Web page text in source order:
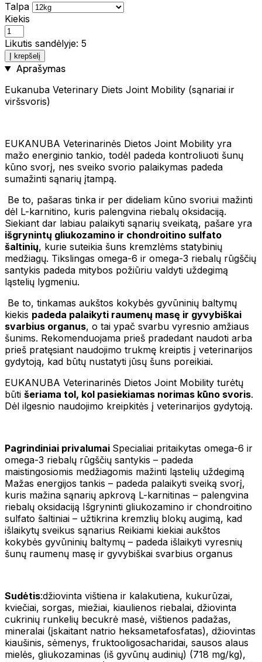
Talpa
Kiekis
Likutis sandėlyje: 5
Į krepšelį
Aprašymas
Eukanuba Veterinary Diets Joint Mobility (sąnariai ir
viršsvoris)
EUKANUBA Veterinarinės Dietos Joint Mobility yra
mažo energinio tankio, todėl padeda kontroliuoti šunų
kūno svorį, nes sveiko svorio palaikymas padeda
sumažinti sąnarių įtampą.
Be to, pašaras tinka ir per dideliam kūno svoriui mažinti
dėl L-karnitino, kuris palengvina riebalų oksidaciją.
Siekiant dar labiau palaikyti sąnarių sveikatą, pašare yra
išgrynintų gliukozamino ir chondroitino sulfato
šaltinių, kurie suteikia šuns kremzlėms statybinių
medžiagų. Tikslingas omega-6 ir omega-3 riebalų rūgščių
santykis padeda mitybos požiūriu valdyti uždegimą
ląstelių lygmeniu.
Be to, tinkamas aukštos kokybės gyvūninių baltymų
kiekis padeda palaikyti raumenų masę ir gyvybiškai
svarbius organus, o tai ypač svarbu vyresnio amžiaus
šunims. Rekomenduojama prieš pradedant naudoti arba
prieš pratęsiant naudojimo trukmę kreiptis į veterinarijos
gydytoją, kad būtų nustatyti jūsų šuns poreikiai.
EUKANUBA Veterinarinės Dietos Joint Mobility turėtų
būti šeriama tol, kol pasiekiamas norimas kūno svoris.
Dėl ilgesnio naudojimo kreipkitės į veterinarijos gydytoją.
Pagrindiniai privalumai Specialiai pritaikytas omega-6 ir
omega-3 riebalų rūgščių santykis – padeda
maistingosiomis medžiagomis mažinti ląstelių uždegimą
Mažas energijos tankis – padeda palaikyti sveiką svorį,
kuris mažina sąnarių apkrovą L-karnitinas – palengvina
riebalų oksidaciją Išgryninti gliukozamino ir chondroitino
sulfato šaltiniai – užtikrina kremzlių blokų augimą, kad
išlaikytų sveikus sąnarius Reikiami kiekiai aukštos
kokybės gyvūninių baltymų – padeda išlaikyti vyresnių
šunų raumenų masę ir gyvybiškai svarbius organus
Sudėtis:džiovinta vištiena ir kalakutiena, kukurūzai,
kviečiai, sorgas, miežiai, kiaulienos riebalai, džiovinta
cukrinių runkelių becukrė masė, vištienos padažas,
mineralai (įskaitant natrio heksametafosfatas), džiovintas
kiaušinis, sėmenys, fruktooligosacharidai, sausos alaus
mielės, gliukozaminas (iš gyvūnų audinių) (718 mg/kg),